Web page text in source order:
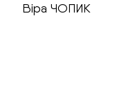
Віра ЧОПИК